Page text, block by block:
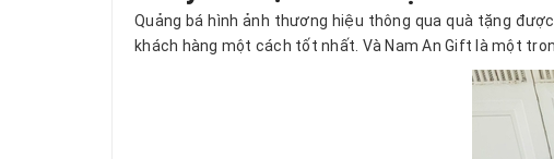
Quảng bá hình ảnh thương hiệu thông qua quà tặng
khách hàng một cách tốt nhất. Và Nam An Gift là một